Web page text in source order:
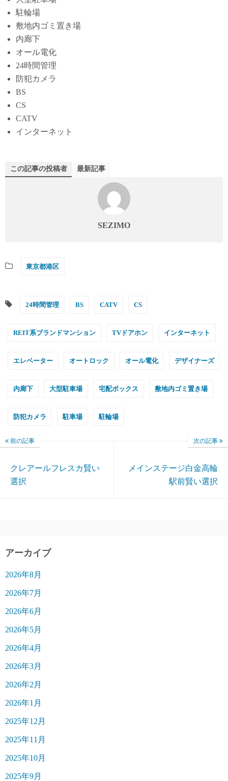
駐輪場
敷地内ゴミ置き場
内廊下
オール電化
24時間管理
防犯カメラ
BS
CS
CATV
インターネット
この記事の投稿者 最新記事
SEZIMO
東京都港区
24時間管理 BS CATV CS
REIT系ブランドマンション TVドアホン インターネット
エレベーター オートロック オール電化 デザイナーズ
内廊下 大型駐車場 宅配ボックス 敷地内ゴミ置き場
防犯カメラ 駐車場 駐輪場
前の記事
クレアールフレスカ賢い
選択
次の記事
メインステージ白金高輪
駅前賢い選択
アーカイブ
2026年8月
2026年7月
2026年6月
2026年5月
2026年4月
2026年3月
2026年2月
2026年1月
2025年12月
2025年11月
2025年10月
2025年9月